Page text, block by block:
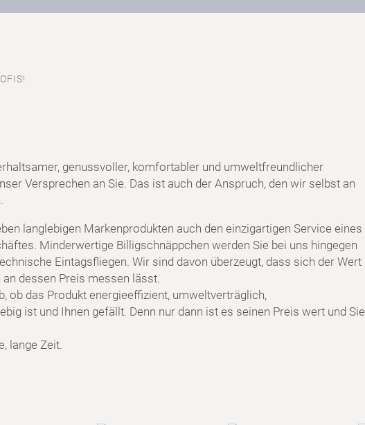
genussvoller, komfortabler und umweltfreundlicher
Versprechen an Sie. Das ist auch der Anspruch, den wir selbst an
langlebigen Markenprodukten auch den einzigartigen Service eines
Minderwertige Billigschnäppchen werden Sie bei uns hingegen
Eintagsfliegen. Wir sind davon überzeugt, dass sich der Wert
dessen Preis messen lässt.
ob das Produkt energieeffizient, umweltverträglich,
ist und Ihnen gefällt. Denn nur dann ist es seinen Preis wert und Sie
lange Zeit.